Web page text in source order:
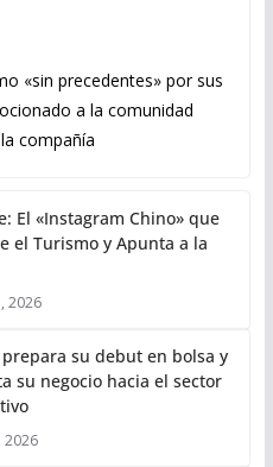
«sin precedentes» por sus
a la comunidad
compañía
El «Instagram Chino» que
el Turismo y Apunta a la
2026
su debut en bolsa y
su negocio hacia el sector
2026